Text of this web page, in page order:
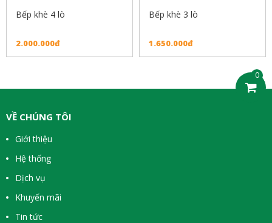
0
Bếp khè 4 lò
2.000.000đ
Bếp khè 3 lò
1.650.000đ
VỀ CHÚNG TÔI
Giới thiệu
Hệ thống
Dịch vụ
Khuyến mãi
Tin tức